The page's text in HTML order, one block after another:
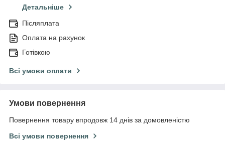
Детальніше
Післяплата
Оплата на рахунок
Готівкою
Всі умови оплати
Умови повернення
Повернення товару впродовж 14 днів за домовленістю
Всі умови повернення